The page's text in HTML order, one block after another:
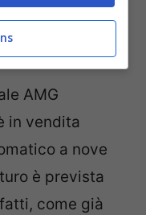
nella versione
AMG
in vendita
a nove
è prevista
come già